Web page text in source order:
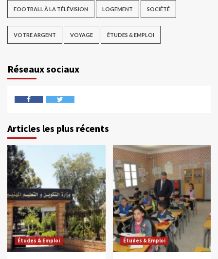
FOOTBALL À LA TÉLÉVISION LOGEMENT SOCIÉTÉ
VOTRE ARGENT VOYAGE ÉTUDES & EMPLOI
Réseaux sociaux
Articles les plus récents
Études & Emploi Études & Emploi